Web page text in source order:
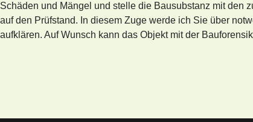
Schäden und Mängel und stelle die Bausubstanz mit den
auf den Prüfstand. In diesem Zuge werde ich Sie über
aufklären. Auf Wunsch kann das Objekt mit der